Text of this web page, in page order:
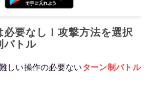
必要なし！攻撃方法を選択
バトル
しい操作の必要ないターン制バトル